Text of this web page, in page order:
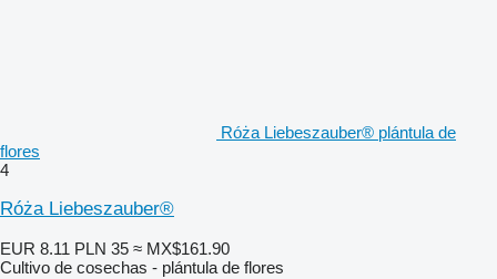
Róża Liebeszauber® plántula de
flores
4
Róża Liebeszauber®
EUR 8.11 PLN 35 ≈ MX$161.90
Cultivo de cosechas - plántula de flores